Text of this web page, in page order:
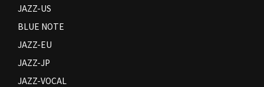
JAZZ-US
BLUE NOTE
JAZZ-EU
JAZZ-JP
JAZZ-VOCAL